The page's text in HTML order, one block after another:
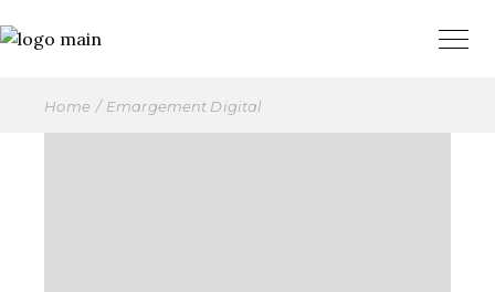
Home Emargement Digital